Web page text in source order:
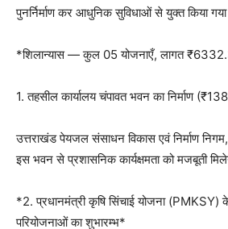
पुनर्निर्माण कर आधुनिक सुविधाओं से युक्त किया
*शिलान्यास — कुल 05 योजनाएँ, लागत
1. तहसील कार्यालय चंपावत भवन का निर्माण
उत्तराखंड पेयजल संसाधन विकास एवं निर्माण निगम,
इस भवन से प्रशासनिक कार्यक्षमता को मजबूती
*2. प्रधानमंत्री कृषि सिंचाई योजना (PMKSY)
परियोजनाओं का शुभारम्भ*